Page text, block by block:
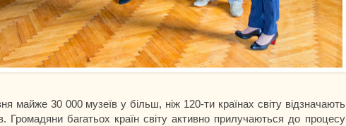
майже 30 000 музеїв у більш, ніж 120-ти країнах світу відзначають
Громадяни багатьох країн світу активно прилучаються до процесу